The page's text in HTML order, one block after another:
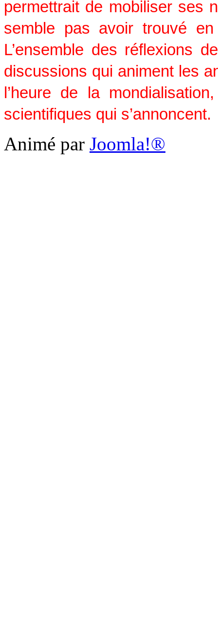
permettrait de mobiliser ses
semble pas avoir trouvé
L’ensemble des réflexions
discussions qui animent les
l’heure de la
scientifiques qui s’annoncent.
Animé par Joomla!®